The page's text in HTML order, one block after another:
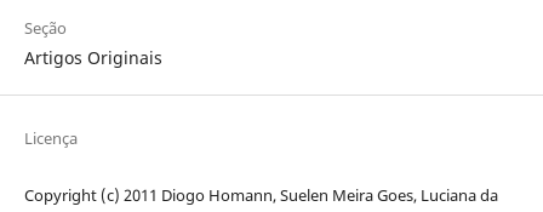
Seção
Artigos Originais
Licença
Copyright (c) 2011 Diogo Homann, Suelen Meira Goes, Luciana da